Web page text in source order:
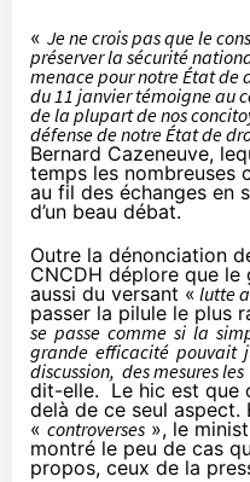
« Je ne crois pas que le
préserver la sécurité
menace pour notre État
du 11 janvier témoigne au
de la plupart de nos
défense de notre État de
Bernard Cazeneuve,
temps les nombreuses
au fil des échanges en
d’un beau débat.
Outre la dénonciation
CNCDH déplore que le
aussi du versant «lutte
passer la pilule le plus
se passe comme si la
grande efficacité pouvait
discussion, des mesures
dit-elle. Le hic est que
delà de ce seul aspect.
« controverses », le
montré le peu de cas
propos, ceux de la